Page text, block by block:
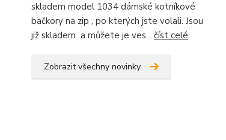
skladem model 1034 dámské kotníkové
bačkory na zip , po kterých jste volali. Jsou
již skladem a můžete je ves... číst celé
Zobrazit všechny novinky